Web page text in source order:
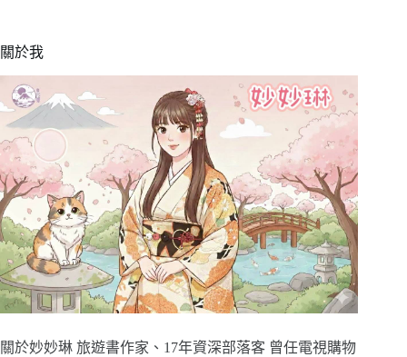
關於我
關於妙妙琳 旅遊書作家、17年資深部落客 曾任電視購物